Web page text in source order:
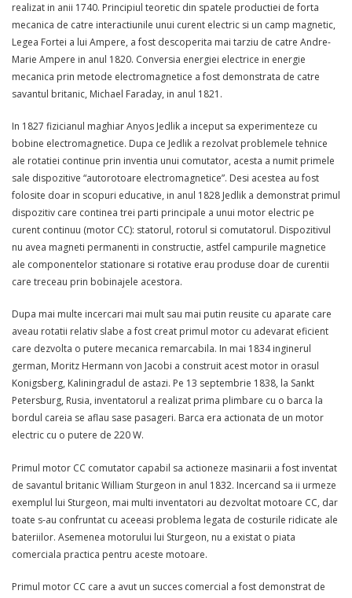
realizat in anii 1740. Principiul teoretic din spatele productiei de forta
mecanica de catre interactiunile unui curent electric si un camp magnetic,
Legea Fortei a lui Ampere, a fost descoperita mai tarziu de catre Andre-
Marie Ampere in anul 1820. Conversia energiei electrice in energie
mecanica prin metode electromagnetice a fost demonstrata de catre
savantul britanic, Michael Faraday, in anul 1821.
In 1827 fizicianul maghiar Anyos Jedlik a inceput sa experimenteze cu
bobine electromagnetice. Dupa ce Jedlik a rezolvat problemele tehnice
ale rotatiei continue prin inventia unui comutator, acesta a numit primele
sale dispozitive “autorotoare electromagnetice”. Desi acestea au fost
folosite doar in scopuri educative, in anul 1828 Jedlik a demonstrat primul
dispozitiv care continea trei parti principale a unui motor electric pe
curent continuu (motor CC): statorul, rotorul si comutatorul. Dispozitivul
nu avea magneti permanenti in constructie, astfel campurile magnetice
ale componentelor stationare si rotative erau produse doar de curentii
care treceau prin bobinajele acestora.
Dupa mai multe incercari mai mult sau mai putin reusite cu aparate care
aveau rotatii relativ slabe a fost creat primul motor cu adevarat eficient
care dezvolta o putere mecanica remarcabila. In mai 1834 inginerul
german, Moritz Hermann von Jacobi a construit acest motor in orasul
Konigsberg, Kaliningradul de astazi. Pe 13 septembrie 1838, la Sankt
Petersburg, Rusia, inventatorul a realizat prima plimbare cu o barca la
bordul careia se aflau sase pasageri. Barca era actionata de un motor
electric cu o putere de 220 W.
Primul motor CC comutator capabil sa actioneze masinarii a fost inventat
de savantul britanic William Sturgeon in anul 1832. Incercand sa ii urmeze
exemplul lui Sturgeon, mai multi inventatori au dezvoltat motoare CC, dar
toate s-au confruntat cu aceeasi problema legata de costurile ridicate ale
bateriilor. Asemenea motorului lui Sturgeon, nu a existat o piata
comerciala practica pentru aceste motoare.
Primul motor CC care a avut un succes comercial a fost demonstrat de